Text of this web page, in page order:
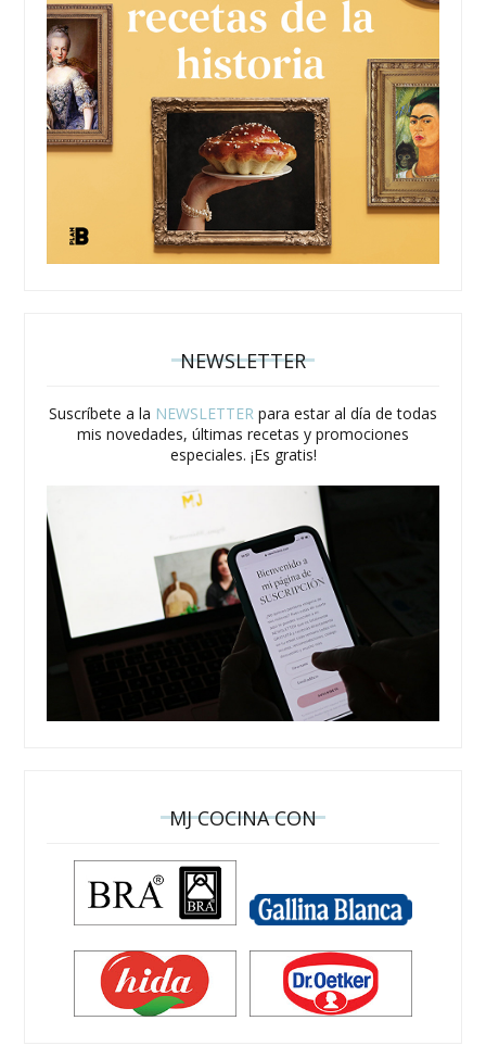
NEWSLETTER
Suscríbete a la NEWSLETTER para estar al día de todas
mis novedades, últimas recetas y promociones
especiales. ¡Es gratis!
MJ COCINA CON